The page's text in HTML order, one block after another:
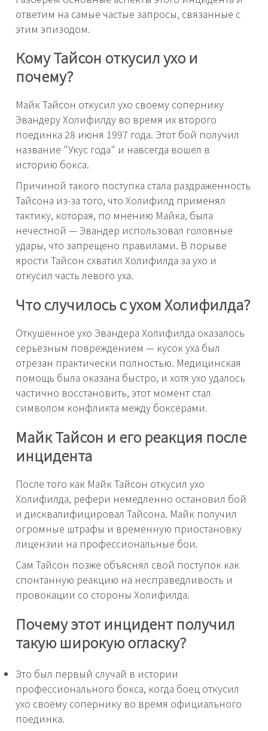
ответим на самые частые запросы, связанные с
этим эпизодом.
Кому Тайсон откусил ухо и
почему?
Майк Тайсон откусил ухо своему сопернику
Эвандеру Холифилду во время их второго
поединка 28 июня 1997 года. Этот бой получил
название "Укус года" и навсегда вошел в
историю бокса.
Причиной такого поступка стала раздраженность
Тайсона из-за того, что Холифилд применял
тактику, которая, по мнению Майка, была
нечестной — Эвандер использовал головные
удары, что запрещено правилами. В порыве
ярости Тайсон схватил Холифилда за ухо и
откусил часть левого уха.
Что случилось с ухом Холифилда?
Откушенное ухо Эвандера Холифилда оказалось
серьезным повреждением — кусок уха был
отрезан практически полностью. Медицинская
помощь была оказана быстро, и хотя ухо удалось
частично восстановить, этот момент стал
символом конфликта между боксёрами.
Майк Тайсон и его реакция после
инцидента
После того как Майк Тайсон откусил ухо
Холифилда, рефери немедленно остановил бой
и дисквалифицировал Тайсона. Майк получил
огромные штрафы и временную приостановку
лицензии на профессиональные бои.
Сам Тайсон позже объяснял свой поступок как
спонтанную реакцию на несправедливость и
провокации со стороны Холифилда.
Почему этот инцидент получил
такую широкую огласку?
Это был первый случай в истории
профессионального бокса, когда боец откусил
ухо своему сопернику во время официального
поединка.